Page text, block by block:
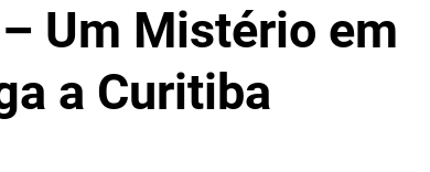
– Um Mistério em
a Curitiba